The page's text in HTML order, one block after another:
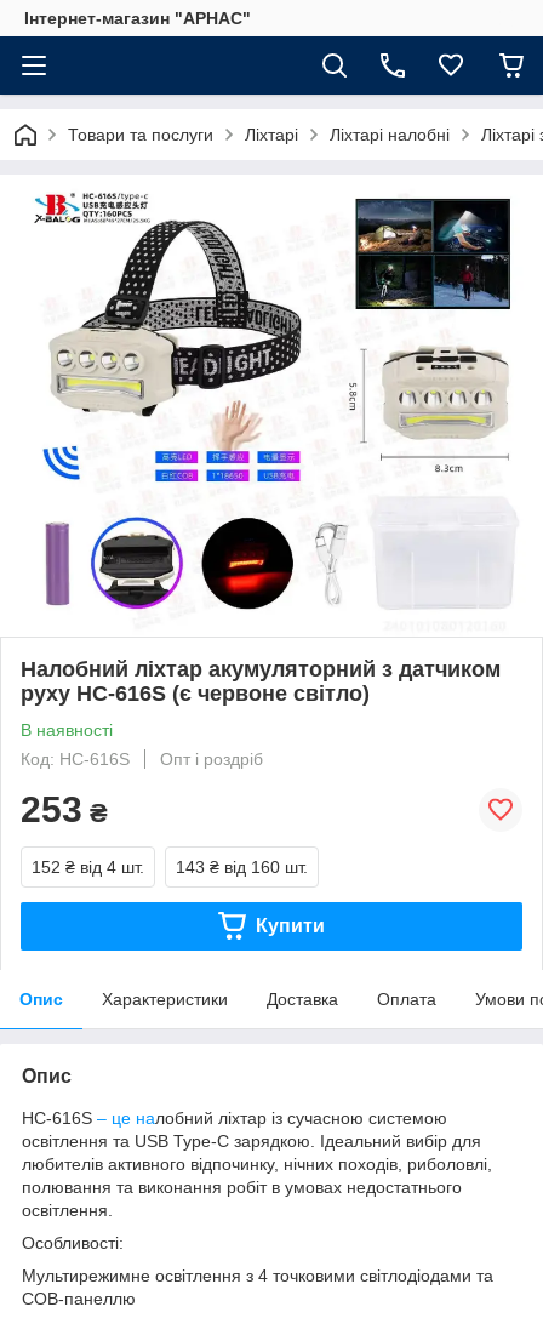
Інтернет-магазин "АРНАС"
Товари та послуги Ліхтарі Ліхтарі налобні
Налобний ліхтар акумуляторний з датчиком
руху HC-616S (є червоне світло)
В наявності
Код: HC-616S
Опт і роздріб
253 ₴
152 ₴ від 4 шт. 143 ₴ від 160 шт.
Купити
Опис Характеристики Доставка Оплата Умови
Опис
HC-616S – це налобний ліхтар із сучасною системою
освітлення та USB Type-C зарядкою. Ідеальний вибір для
любителів активного відпочинку, нічних походів, риболовлі,
полювання та виконання робіт в умовах недостатнього
освітлення.
Особливості:
Мультирежимне освітлення з 4 точковими світлодіодами та
COB-панеллю